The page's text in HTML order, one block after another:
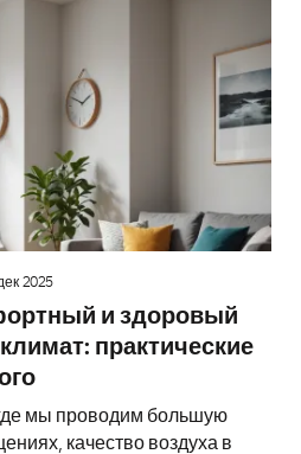
2025
и здоровый
практические
мы проводим большую
качество воздуха в